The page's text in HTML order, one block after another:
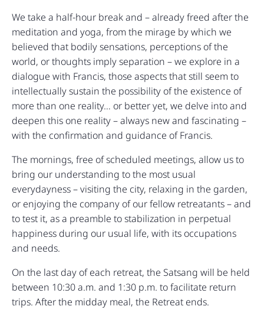
We take a half-hour break and – already freed after the
meditation and yoga, from the mirage by which we
believed that bodily sensations, perceptions of the
world, or thoughts imply separation – we explore in a
dialogue with Francis, those aspects that still seem to
intellectually sustain the possibility of the existence of
more than one reality… or better yet, we delve into and
deepen this one reality – always new and fascinating –
with the confirmation and guidance of Francis.
The mornings, free of scheduled meetings, allow us to
bring our understanding to the most usual
everydayness – visiting the city, relaxing in the garden,
or enjoying the company of our fellow retreatants – and
to test it, as a preamble to stabilization in perpetual
happiness during our usual life, with its occupations
and needs.
On the last day of each retreat, the Satsang will be held
between 10:30 a.m. and 1:30 p.m. to facilitate return
trips. After the midday meal, the Retreat ends.